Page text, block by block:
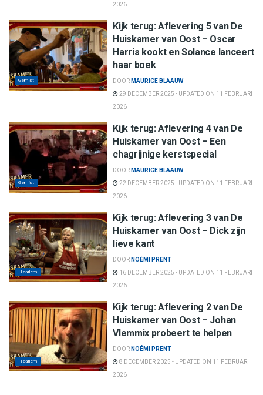
2026
Gemist
Kijk terug: Aflevering 5 van De
Huiskamer van Oost – Oscar
Harris kookt en Solance lanceert
haar boek
DOOR MAURICE BLAAUW
29 DECEMBER 2025 - UPDATED ON 11 FEBRUARI
2026
Gemist
Kijk terug: Aflevering 4 van De
Huiskamer van Oost – Een
chagrijnige kerstspecial
DOOR MAURICE BLAAUW
22 DECEMBER 2025 - UPDATED ON 11 FEBRUARI
2026
Haarlem
Kijk terug: Aflevering 3 van De
Huiskamer van Oost – Dick zijn
lieve kant
DOOR NOÉMI PRENT
16 DECEMBER 2025 - UPDATED ON 11 FEBRUARI
2026
Haarlem
Kijk terug: Aflevering 2 van De
Huiskamer van Oost – Johan
Vlemmix probeert te helpen
DOOR NOÉMI PRENT
8 DECEMBER 2025 - UPDATED ON 11 FEBRUARI
2026